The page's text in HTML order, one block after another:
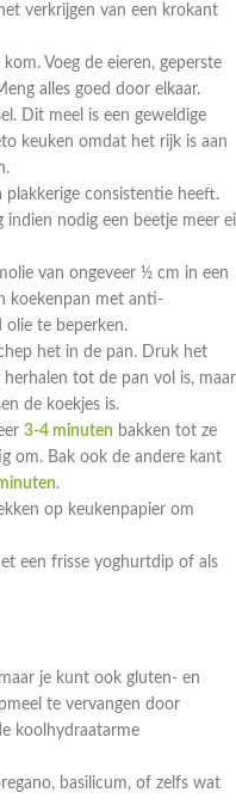
verkrijgen van een krokant
Voeg de eieren, geperste
alles goed door elkaar.
Dit meel is een geweldige
keuken omdat het rijk is aan
plakkerige consistentie heeft.
nodig een beetje meer ei
van ongeveer ½ cm in een
koekenpan met anti-
olie te beperken.
het in de pan. Druk het
tot de pan vol is, maar
de koekjes is.
3-4 minuten bakken tot ze
om. Bak ook de andere kant
.
op keukenpapier om
een frisse yoghurtdip of als
je kunt ook gluten- en
te vervangen door
koolhydraatarme
basilicum, of zelfs wat